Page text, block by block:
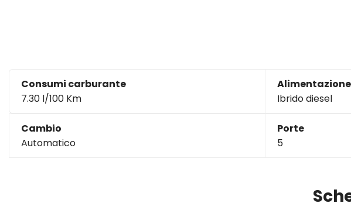
Consumi carburante
7.30 l/100 Km
Alimentazione
Ibrido diesel
Cambio
Automatico
Porte
5